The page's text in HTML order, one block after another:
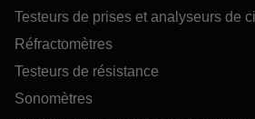
Testeurs de prises et analyseurs de
Réfractomètres
Testeurs de résistance
Sonomètres